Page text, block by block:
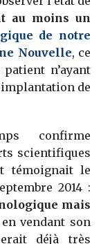
au moins un
de notre
Nouvelle, ce
n’ayant
de
confirme
scientifiques
témoignait le
2014 :
mais
vendant son
déjà très